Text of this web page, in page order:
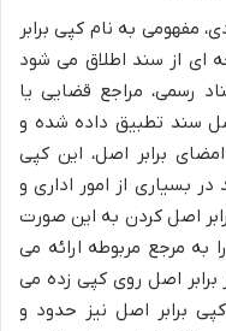
مفهومی به نام کپی برابر
ای از سند اطلاق می شود
رسمی، مراجع قضایی یا
سند تطبیق داده شده و
برابر اصل، این کپی
در بسیاری از امور اداری و
اصل کردن به این صورت
مرجع مربوطه ارائه می
اصل روی کپی زده می
برابر اصل نیز حدود و